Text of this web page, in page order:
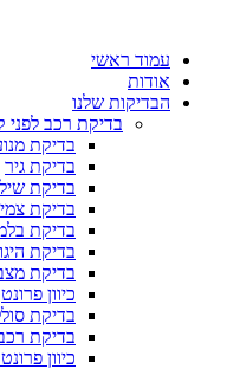
עמוד ראשי
אודות
הבדיקות שלנו
בדיקת רכב לפני
בדיקת
בדיקת גיר
בדיקת
בדיקת
בדיקת
בדיקת
בדיקת
כיוון פרונט
בדיקת
בדיקת
כיוון